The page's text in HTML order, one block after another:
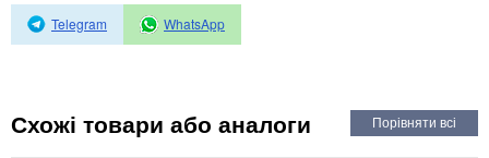
Telegram WhatsApp
Схожі товари або аналоги